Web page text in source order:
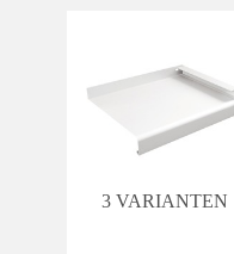
3 VARIANTEN